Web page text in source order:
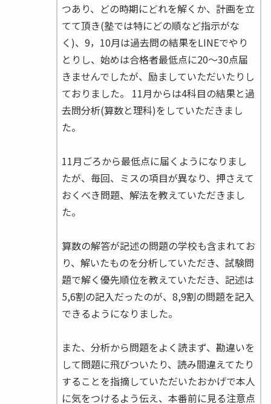
つあり、どの時期にどれを解くか、計画を立
てて頂き(塾では特にどの順など指示がな
く)、9，10月は過去問の結果をLINEでやり
とりし、始めは合格者最低点に20〜30点届
きませんでしたが、励ましていただいたりし
ておりました。 11月からは4科目の結果と過
去問分析(算数と理科)をしていただきまし
た。
11月ごろから最低点に届くようになりまし
たが、毎回、ミスの項目が異なり、押さえて
おくべき問題、解法を教えていただきまし
た。
算数の解答が記述の問題の学校も含まれてお
り、解いたものを分析していただき、試験問
題で解く優先順位を教えていただき、記述は
5,6割の記入だったのが、8,9割の問題を記入
できるようになりました。
また、分析から問題をよく読まず、勘違いを
して問題に飛びついたり、読み間違えてたり
することを指摘していただいたおかげで本人
に気をつけるよう伝え、本番前に見る注意点